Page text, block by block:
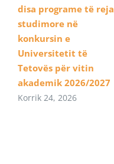
disa programe të reja
studimore në
konkursin e
Universitetit të
Tetovës për vitin
akademik 2026/2027
Korrik 24, 2026